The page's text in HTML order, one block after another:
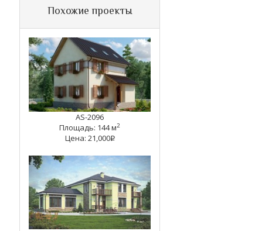
Похожие проекты
AS-2096
Площадь: 144 м2
Цена: 21,000q